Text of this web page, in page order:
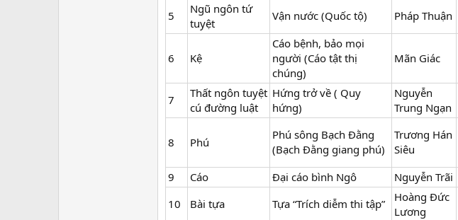
5
Ngũ ngôn tứ
tuyệt
Vận nước (Quốc tộ) Pháp Thuận
6 Kệ
Cáo bệnh, bảo mọi
người (Cáo tật thị
chúng)
Mãn Giác
7
Thất ngôn tuyệt
cú đường luật
Hứng trở về ( Quy
hứng)
Nguyễn
Trung Ngạn
8 Phú
Phú sông Bạch Đằng
(Bạch Đằng giang phú)
Trương Hán
Siêu
9
Cáo Đại cáo bình Ngô Nguyễn Trãi
10
Bài tựa Tựa “Trích diễm thi tập”
Hoàng Đức
Lương